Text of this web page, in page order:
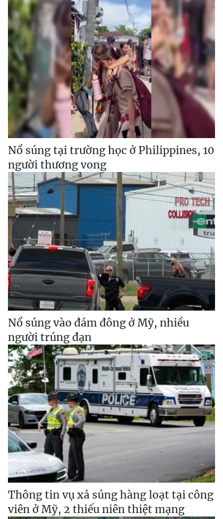
Nổ súng tại trường học ở Philippines, 10
người thương vong
Nổ súng vào đám đông ở Mỹ, nhiều
người trúng đạn
Thông tin vụ xả súng hàng loạt tại công
viên ở Mỹ, 2 thiếu niên thiệt mạng